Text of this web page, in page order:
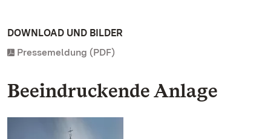
DOWNLOAD UND BILDER
Pressemeldung (PDF)
Beeindruckende Anlage